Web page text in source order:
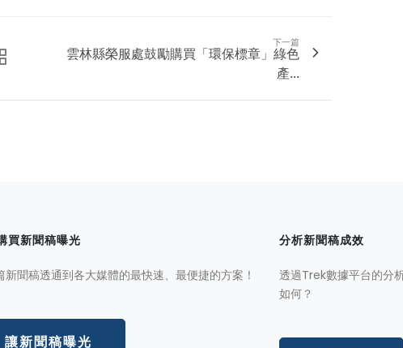
下一篇
雲林縣榮服處鼓勵購買「環保標章」綠色
產...
買新聞稿曝光
新聞稿透通到各大媒體的最快速、最便捷的方案！
讓新聞稿曝光
分析新聞稿成效
透過Trek數據平台的分
如何？